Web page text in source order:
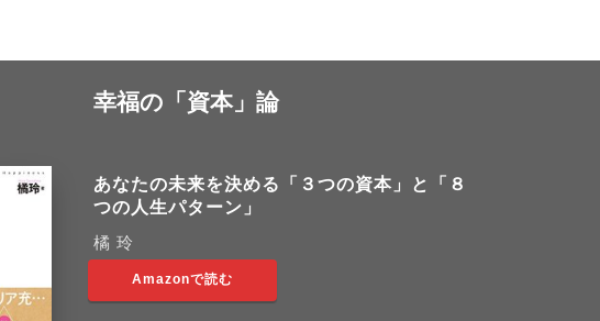
幸福の「資本」論
あなたの未来を決める「３つの資本」と「８
つの人生パターン」
橘 玲
Amazonで読む